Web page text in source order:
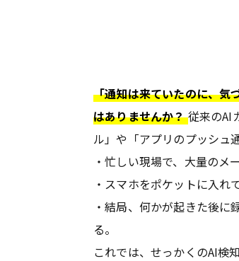
「通知は来ていたのに、気
はありませんか？従来のAI
ル」や「アプリのプッシュ
・忙しい現場で、大量のメ
・スマホをポケットに入れ
・結局、何かが起きた後に
る。
これでは、せっかくのAI検